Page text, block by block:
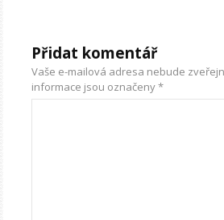
Přidat komentář
Vaše e-mailová adresa nebude
informace jsou označeny*